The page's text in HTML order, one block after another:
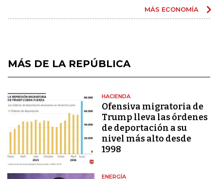
MÁS ECONOMÍA
MÁS DE LA REPÚBLICA
HACIENDA
Ofensiva migratoria de
Trump lleva las órdenes
de deportación a su
nivel más alto desde
1998
ENERGÍA